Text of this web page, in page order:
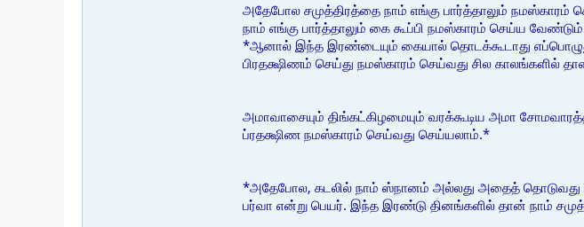
அதேபோல சமுத்திரத்தை நாம் எங்கு பார்த்தாலும் நமஸ்காரம்
நாம் எங்கு பார்த்தாலும் கை கூப்பி நமஸ்காரம் செய்ய
*ஆனால் இந்த இரண்டையும் கையால் தொடக்கூடாது
பிரதக்ஷிணம் செய்து நமஸ்காரம் செய்வது சில காலங்களில்
அமாவாசையும் திங்கட்கிழமையும் வரக்கூடிய அமா
ப்ரதக்ஷிண நமஸ்காரம் செய்வது செய்யலாம்.*
*அதேபோல, கடலில் நாம் ஸ்நானம் அல்லது அதைத்
பர்வா என்று பெயர். இந்த இரண்டு தினங்களில் தான் நாம்